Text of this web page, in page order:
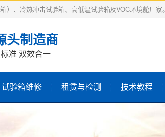
、冷热冲击试验箱、高低温试验箱及VOC环境舱厂家。
头制造商
准 双效合一
试验箱维修 租赁与检测 技术教程